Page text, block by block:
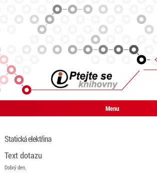
Menu
Statická elektřina
Text dotazu
Dobrý den,